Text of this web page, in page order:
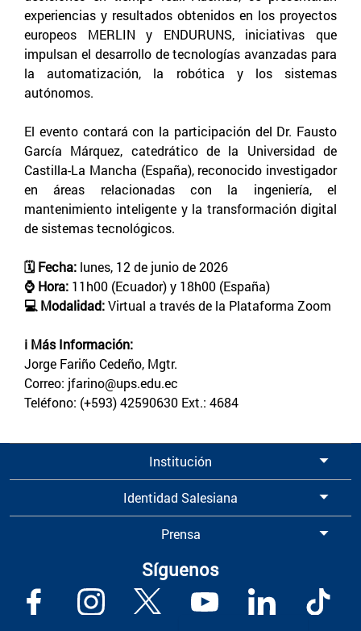
experiencias y resultados obtenidos en los proyectos
europeos MERLIN y ENDURUNS, iniciativas que
impulsan el desarrollo de tecnologías avanzadas para
la automatización, la robótica y los sistemas
autónomos.
El evento contará con la participación del Dr. Fausto
García Márquez, catedrático de la Universidad de
Castilla-La Mancha (España), reconocido investigador
en áreas relacionadas con la ingeniería, el
mantenimiento inteligente y la transformación digital
de sistemas tecnológicos.
🗓️ Fecha: lunes, 12 de junio de 2026
⌚ Hora: 11h00 (Ecuador) y 18h00 (España)
💻 Modalidad:Virtual a través de la Plataforma Zoom
ℹ️ Más Información:
Jorge Fariño Cedeño, Mgtr.
Correo: jfarino@ups.edu.ec
Teléfono: (+593) 42590630 Ext.: 4684
Institución
Identidad Salesiana
Prensa
Síguenos